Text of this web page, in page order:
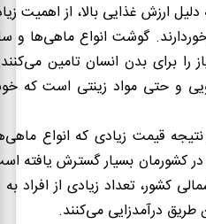
ارزش غذایی بالا، از اهمیت
گوشت انواع ماهی‌ها و
را برای بدن انسان تامین
و حتی مواد زینتی است که
قیمت زیادی که انواع
کشورمان بسیار گسترش یافته
کشور، تعداد زیادی از افراد به
درآمدزایی می‌کنند.